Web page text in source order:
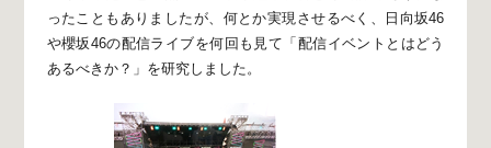
ったこともありましたが、 何とか実現させるべく、
日向坂46
や櫻坂46の配信ライブを何回も見て 「配信イベントとはどう
あるべきか？」を研究しました。